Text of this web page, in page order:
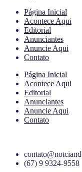
Página Inicial
Acontece Aqui
Editorial
Anunciantes
Anuncie Aqui
Contato
Página Inicial
Acontece Aqui
Editorial
Anunciantes
Anuncie Aqui
Contato
(67) 9 9324-9558